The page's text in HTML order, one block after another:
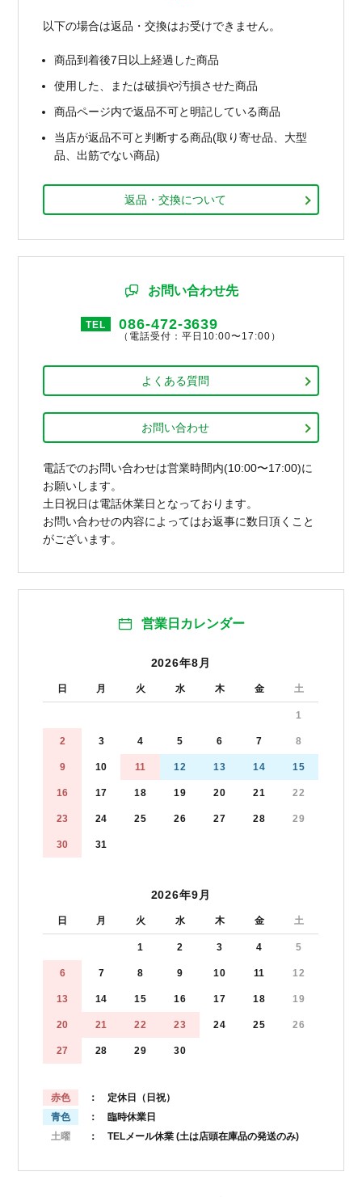
以下の場合は返品・交換はお受けできません。
商品到着後7日以上経過した商品
使用した、または破損や汚損させた商品
商品ページ内で返品不可と明記している商品
当店が返品不可と判断する商品(取り寄せ品、大型
品、出筋でない商品)
返品・交換について
お問い合わせ先
TEL 086-472-3639
（電話受付：平日10:00〜17:00）
よくある質問
お問い合わせ
電話でのお問い合わせは営業時間内(10:00〜17:00)に
お願いします。
土日祝日は電話休業日となっております。
お問い合わせの内容によってはお返事に数日頂くこと
がございます。
営業日カレンダー
2026年8月
日 月 火 水 木 金 土
1
2 3 4 5 6 7 8
9 10 11 12 13 14 15
16 17 18 19 20 21 22
23 24 25 26 27 28 29
30 31
2026年9月
日 月 火 水 木 金 土
1 2 3 4 5
6 7 8 9 10 11 12
13 14 15 16 17 18 19
20 21 22 23 24 25 26
27 28 29 30
赤色
： 定休日（日祝）
青色
： 臨時休業日
土曜
： TELメール休業 (土は店頭在庫品の発送のみ)